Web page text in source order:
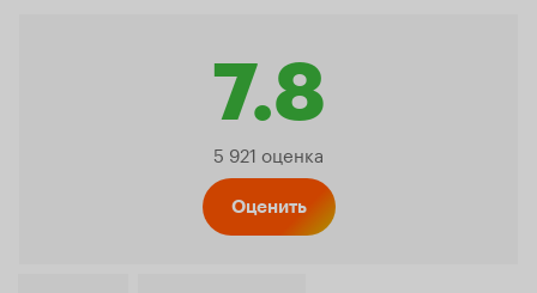
7.8
Рейтинг
5 921 оценка
Оценить